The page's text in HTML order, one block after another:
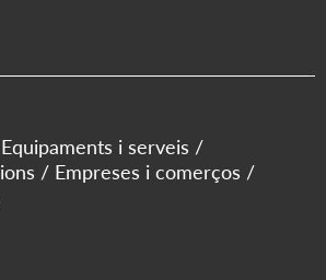
Equipaments i serveis
Empreses i comerços